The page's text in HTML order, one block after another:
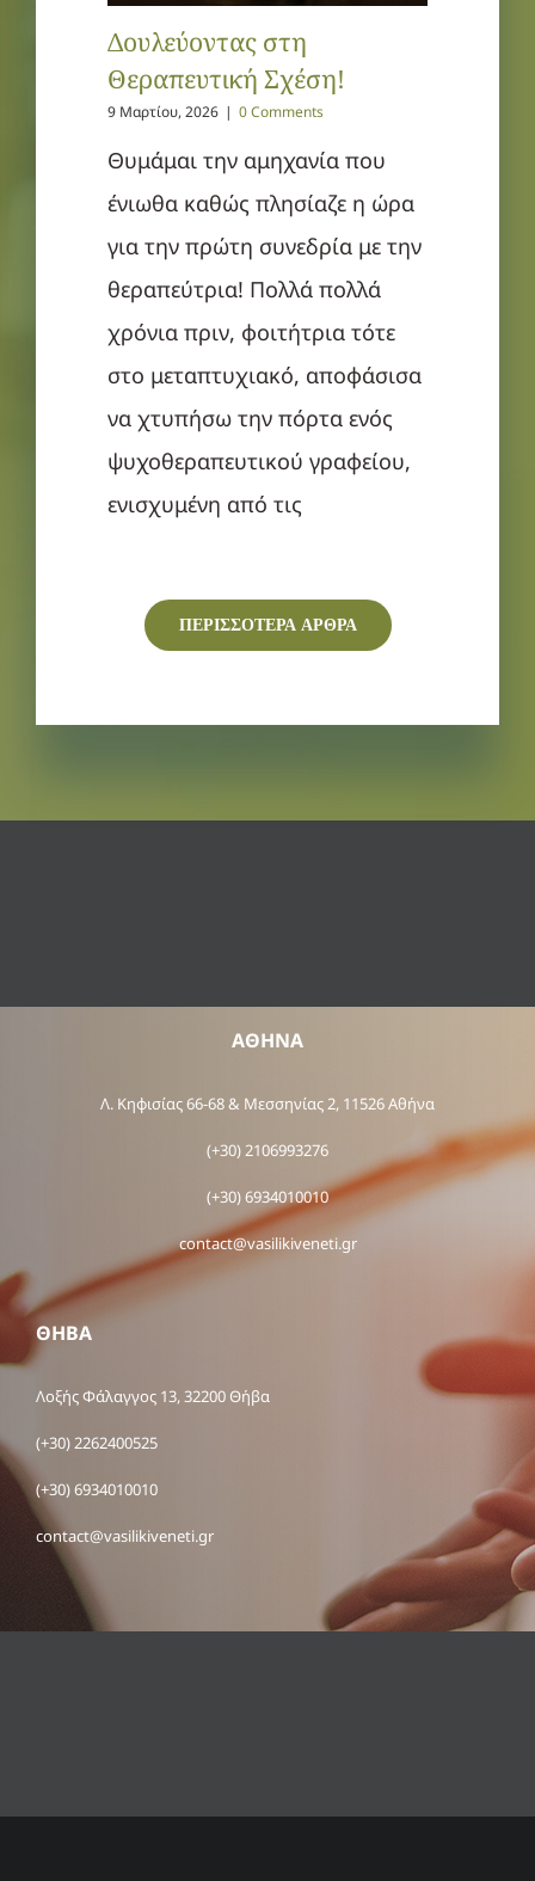
Δουλεύοντας στη
Θεραπευτική Σχέση!
9 Μαρτίου, 2026 | 0 Comments
Θυμάμαι την αμηχανία που
ένιωθα καθώς πλησίαζε η ώρα
για την πρώτη συνεδρία με την
θεραπεύτρια! Πολλά πολλά
χρόνια πριν, φοιτήτρια τότε
στο μεταπτυχιακό, αποφάσισα
να χτυπήσω την πόρτα ενός
ψυχοθεραπευτικού γραφείου,
ενισχυμένη από τις
ΠΕΡΙΣΣΟΤΕΡΑ ΑΡΘΡΑ
ΑΘΗΝΑ
Λ. Κηφισίας 66-68 & Μεσσηνίας 2, 11526 Αθήνα
(+30) 2106993276
(+30) 6934010010
contact@vasilikiveneti.gr
ΘΗΒΑ
Λοξής Φάλαγγος 13, 32200 Θήβα
(+30) 2262400525
(+30) 6934010010
contact@vasilikiveneti.gr